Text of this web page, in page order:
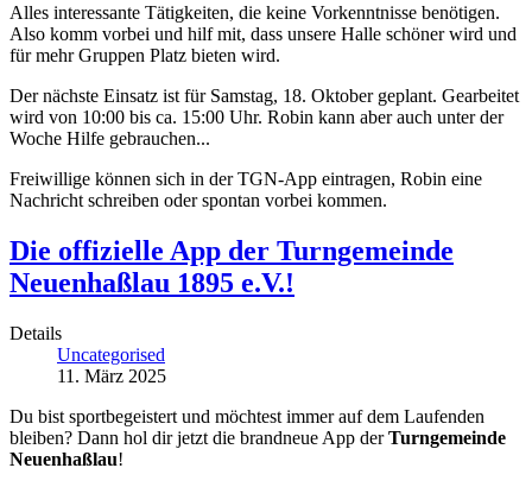
Alles interessante Tätigkeiten, die keine Vorkenntnisse benötigen.
Also komm vorbei und hilf mit, dass unsere Halle schöner wird und
für mehr Gruppen Platz bieten wird.
Der nächste Einsatz ist für Samstag, 18. Oktober geplant. Gearbeitet
wird von 10:00 bis ca. 15:00 Uhr. Robin kann aber auch unter der
Woche Hilfe gebrauchen...
Freiwillige können sich in der TGN-App eintragen, Robin eine
Nachricht schreiben oder spontan vorbei kommen.
Die offizielle App der Turngemeinde
Neuenhaßlau 1895 e.V.!
Details
Uncategorised
11. März 2025
Du bist sportbegeistert und möchtest immer auf dem Laufenden
bleiben? Dann hol dir jetzt die brandneue App derTurngemeinde
Neuenhaßlau!